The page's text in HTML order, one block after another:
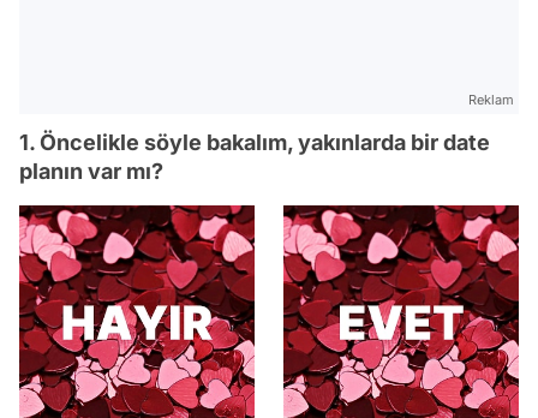
Reklam
1. Öncelikle söyle bakalım, yakınlarda bir date
planın var mı?